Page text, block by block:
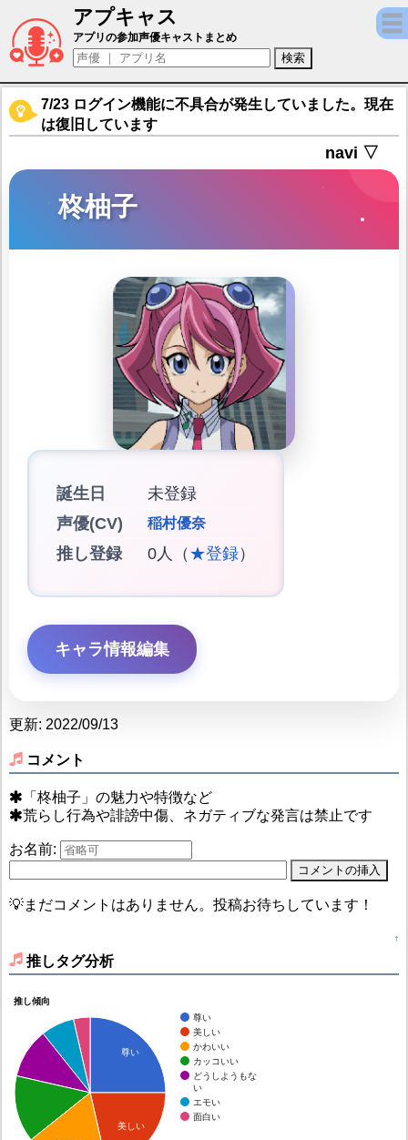
アプキャス
柊柚子（声優：稲村優奈)【遊戯王クロスデ
アプリの参加声優キャストまとめ
7/23 ログイン機能に不具合が発生していました。現在
は復旧しています
navi ▽
柊柚子
誕生日
未登録
声優(CV)
稲村優奈
推し登録 0人（ ★登録）
キャラ情報編集
更新: 2022/09/13
コメント
「柊柚子」の魅力や特徴など
荒らし行為や誹謗中傷、ネガティブな発言は禁止です
お名前:
💡まだコメントはありません。投稿お待ちしています！
↑
推しタグ分析
推し傾向
尊い
美しい
かわいい
カッコいい
どうしようもな
い
エモい
面白い
尊い
美しい